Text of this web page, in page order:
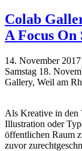
Colab
A Focus
14. November 2017
Samstag 18.
Gallery, Weil am
Als Kreative in den
Illustration oder
öffentlichen Raum
zuvor